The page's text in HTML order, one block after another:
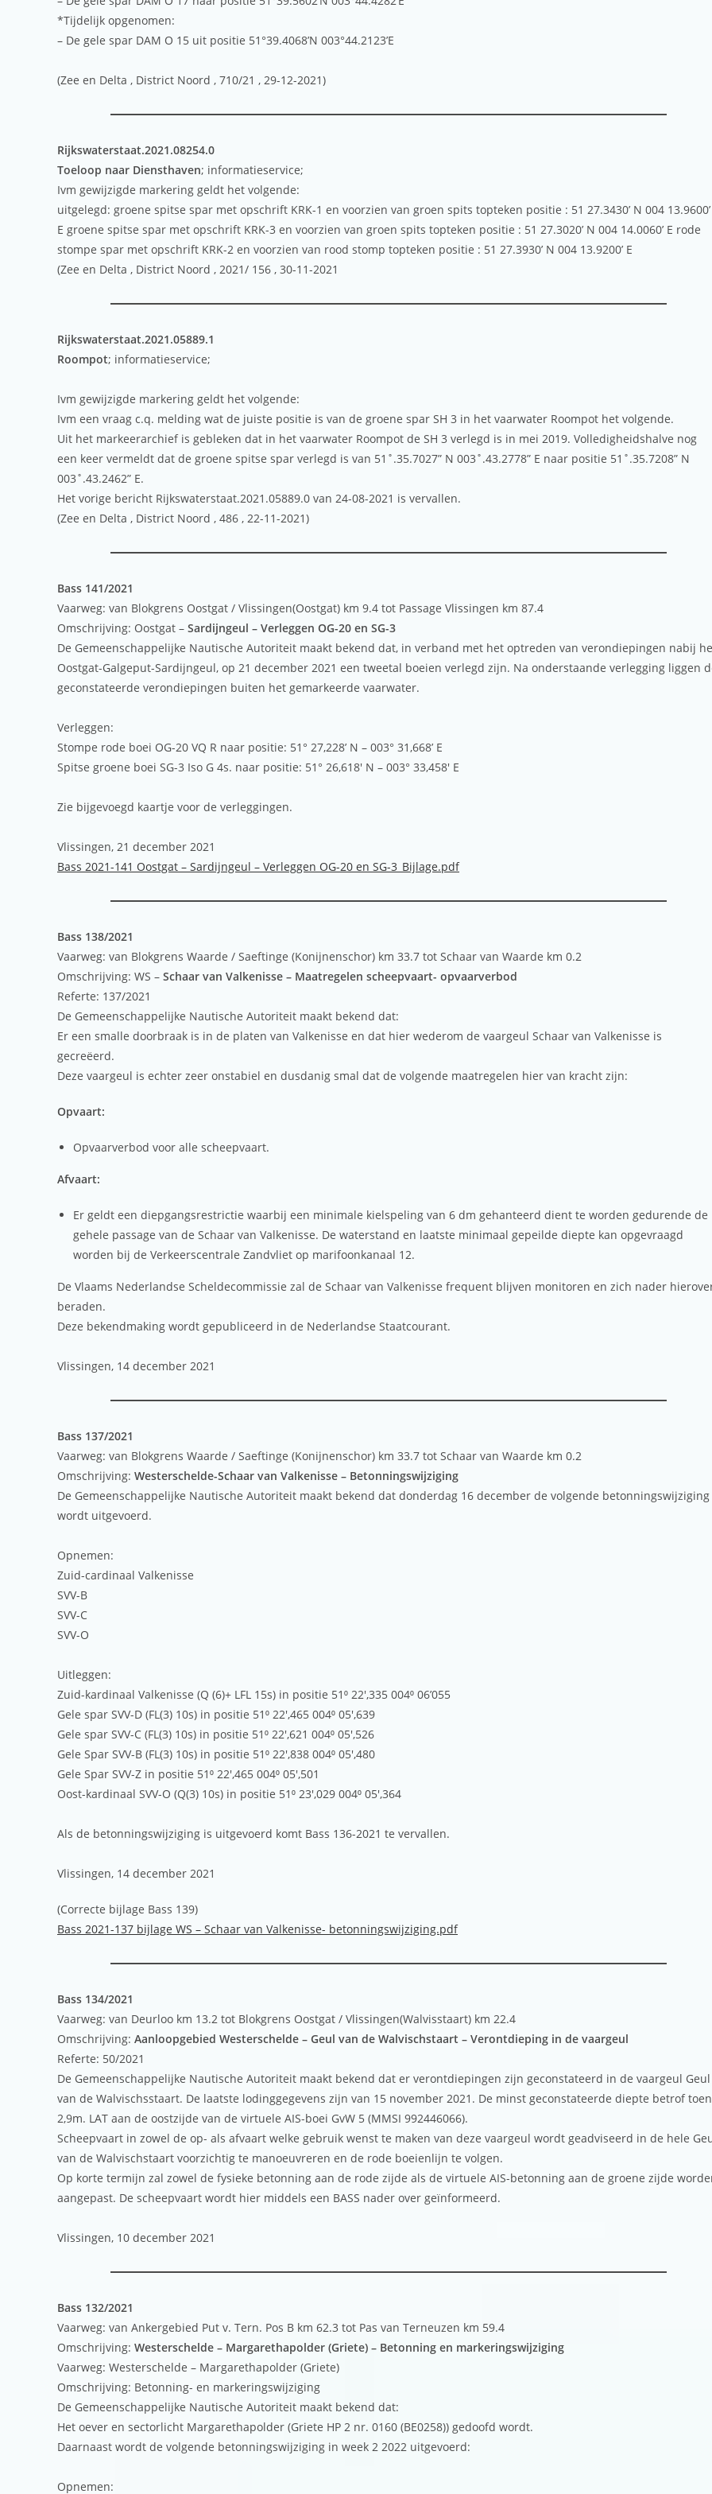
*Tijdelijk opgenomen:
– De gele spar DAM O 15 uit positie 51°39.4068’N 003°44.2123’E
(Zee en Delta , District Noord , 710/21 , 29-12-2021)
Rijkswaterstaat.2021.08254.0
Toeloop naar Diensthaven; informatieservice;
Ivm gewijzigde markering geldt het volgende:
uitgelegd: groene spitse spar met opschrift KRK-1 en voorzien van groen spits topteken positie : 51 27.3430’ N 004 13.9600’
E groene spitse spar met opschrift KRK-3 en voorzien van groen spits topteken positie : 51 27.3020’ N 004 14.0060’ E rode
stompe spar met opschrift KRK-2 en voorzien van rood stomp topteken positie : 51 27.3930’ N 004 13.9200’ E
(Zee en Delta , District Noord , 2021/ 156 , 30-11-2021
Rijkswaterstaat.2021.05889.1
Roompot; informatieservice;
Ivm gewijzigde markering geldt het volgende:
Ivm een vraag c.q. melding wat de juiste positie is van de groene spar SH 3 in het vaarwater Roompot het volgende.
Uit het markeerarchief is gebleken dat in het vaarwater Roompot de SH 3 verlegd is in mei 2019. Volledigheidshalve nog
een keer vermeldt dat de groene spitse spar verlegd is van 51˚.35.7027” N 003˚.43.2778” E naar positie 51˚.35.7208” N
003˚.43.2462” E.
Het vorige bericht Rijkswaterstaat.2021.05889.0 van 24-08-2021 is vervallen.
(Zee en Delta , District Noord , 486 , 22-11-2021)
Bass 141/2021
Vaarweg: van Blokgrens Oostgat / Vlissingen(Oostgat) km 9.4 tot Passage Vlissingen km 87.4
Omschrijving: Oostgat – Sardijngeul – Verleggen OG-20 en SG-3
De Gemeenschappelijke Nautische Autoriteit maakt bekend dat, in verband met het optreden van verondiepingen nabij
Oostgat-Galgeput-Sardijngeul, op 21 december 2021 een tweetal boeien verlegd zijn. Na onderstaande verlegging liggen
geconstateerde verondiepingen buiten het gemarkeerde vaarwater.
Verleggen:
Stompe rode boei OG-20 VQ R naar positie: 51° 27,228’ N – 003° 31,668’ E
Spitse groene boei SG-3 Iso G 4s. naar positie: 51° 26,618′ N – 003° 33,458′ E
Zie bijgevoegd kaartje voor de verleggingen.
Vlissingen, 21 december 2021
Bass 2021-141 Oostgat – Sardijngeul – Verleggen OG-20 en SG-3_Bijlage.pdf
Bass 138/2021
Vaarweg: van Blokgrens Waarde / Saeftinge (Konijnenschor) km 33.7 tot Schaar van Waarde km 0.2
Omschrijving: WS – Schaar van Valkenisse – Maatregelen scheepvaart- opvaarverbod
Referte: 137/2021
De Gemeenschappelijke Nautische Autoriteit maakt bekend dat:
Er een smalle doorbraak is in de platen van Valkenisse en dat hier wederom de vaargeul Schaar van Valkenisse is
gecreëerd.
Deze vaargeul is echter zeer onstabiel en dusdanig smal dat de volgende maatregelen hier van kracht zijn:
Opvaart:
Opvaarverbod voor alle scheepvaart.
Afvaart:
Er geldt een diepgangsrestrictie waarbij een minimale kielspeling van 6 dm gehanteerd dient te worden gedurende de
gehele passage van de Schaar van Valkenisse. De waterstand en laatste minimaal gepeilde diepte kan opgevraagd
worden bij de Verkeerscentrale Zandvliet op marifoonkanaal 12.
De Vlaams Nederlandse Scheldecommissie zal de Schaar van Valkenisse frequent blijven monitoren en zich nader
beraden.
Deze bekendmaking wordt gepubliceerd in de Nederlandse Staatcourant.
Vlissingen, 14 december 2021
Bass 137/2021
Vaarweg: van Blokgrens Waarde / Saeftinge (Konijnenschor) km 33.7 tot Schaar van Waarde km 0.2
Omschrijving: Westerschelde-Schaar van Valkenisse – Betonningswijziging
De Gemeenschappelijke Nautische Autoriteit maakt bekend dat donderdag 16 december de volgende betonningswijziging
wordt uitgevoerd.
Opnemen:
Zuid-cardinaal Valkenisse
SVV-B
SVV-C
SVV-O
Uitleggen:
Zuid-kardinaal Valkenisse (Q (6)+ LFL 15s) in positie 51⁰ 22′,335 004⁰ 06’055
Gele spar SVV-D (FL(3) 10s) in positie 51⁰ 22′,465 004⁰ 05′,639
Gele spar SVV-C (FL(3) 10s) in positie 51⁰ 22′,621 004⁰ 05′,526
Gele Spar SVV-B (FL(3) 10s) in positie 51⁰ 22′,838 004⁰ 05′,480
Gele Spar SVV-Z in positie 51⁰ 22′,465 004⁰ 05′,501
Oost-kardinaal SVV-O (Q(3) 10s) in positie 51⁰ 23′,029 004⁰ 05′,364
Als de betonningswijziging is uitgevoerd komt Bass 136-2021 te vervallen.
Vlissingen, 14 december 2021
(Correcte bijlage Bass 139)
Bass 2021-137 bijlage WS – Schaar van Valkenisse- betonningswijziging.pdf
Bass 134/2021
Vaarweg: van Deurloo km 13.2 tot Blokgrens Oostgat / Vlissingen(Walvisstaart) km 22.4
Omschrijving: Aanloopgebied Westerschelde – Geul van de Walvischstaart – Verontdieping in de vaargeul
Referte: 50/2021
De Gemeenschappelijke Nautische Autoriteit maakt bekend dat er verontdiepingen zijn geconstateerd in de vaargeul Geul
van de Walvischsstaart. De laatste lodinggegevens zijn van 15 november 2021. De minst geconstateerde diepte betrof toen
2,9m. LAT aan de oostzijde van de virtuele AIS-boei GvW 5 (MMSI 992446066).
Scheepvaart in zowel de op- als afvaart welke gebruik wenst te maken van deze vaargeul wordt geadviseerd in de hele
van de Walvischstaart voorzichtig te manoeuvreren en de rode boeienlijn te volgen.
Op korte termijn zal zowel de fysieke betonning aan de rode zijde als de virtuele AIS-betonning aan de groene zijde
aangepast. De scheepvaart wordt hier middels een BASS nader over geïnformeerd.
Vlissingen, 10 december 2021
Bass 132/2021
Vaarweg: van Ankergebied Put v. Tern. Pos B km 62.3 tot Pas van Terneuzen km 59.4
Omschrijving: Westerschelde – Margarethapolder (Griete) – Betonning en markeringswijziging
Vaarweg: Westerschelde – Margarethapolder (Griete)
Omschrijving: Betonning- en markeringswijziging
De Gemeenschappelijke Nautische Autoriteit maakt bekend dat:
Het oever en sectorlicht Margarethapolder (Griete HP 2 nr. 0160 (BE0258)) gedoofd wordt.
Daarnaast wordt de volgende betonningswijziging in week 2 2022 uitgevoerd:
Opnemen: